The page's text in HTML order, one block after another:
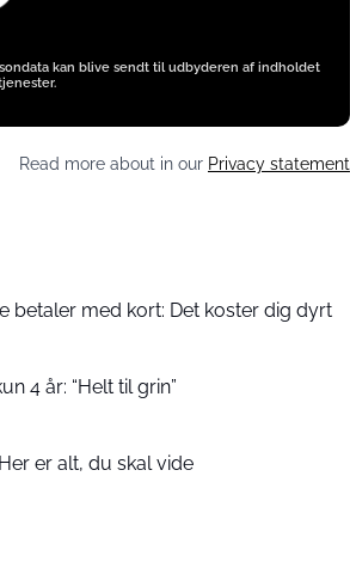
kan blive sendt til udbyderen af indholdet
Read more about in our Privacy statement
betaler med kort: Det koster dig dyrt
4 år: “Helt til grin”
er alt, du skal vide